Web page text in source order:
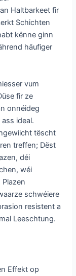
Haltbarkeet fir
Schichten
kënne ginn
häufiger
vum
fir ze
onnéideg
ideal.
tëscht
treffen; Dëst
déi
wéi
schwéiere
resistent a
Leeschtung.
Effekt op